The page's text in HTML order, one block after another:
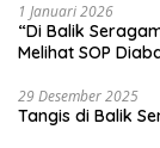
1 Januari 2026
“Di Balik
Melihat SOP
29 Desember 2025
Tangis di Balik